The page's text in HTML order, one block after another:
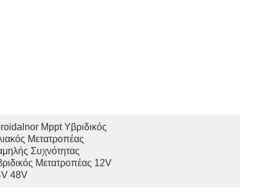
Mppt Υβριδικός
Μετατροπέας
Συχνότητας
Μετατροπέας 12V
48V